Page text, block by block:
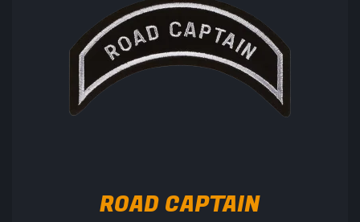
ROAD CAPTAIN